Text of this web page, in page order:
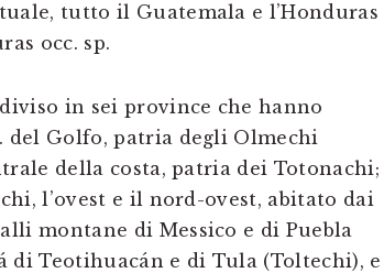
tutto il Guatemala e l’Honduras
occ. sp.
in sei province che hanno
del Golfo, patria degli Olmechi
della costa, patria dei Totonachi;
l’ovest e il nord-ovest, abitato dai
montane di Messico e di Puebla
di Teotihuacán e di Tula (Toltechi), e